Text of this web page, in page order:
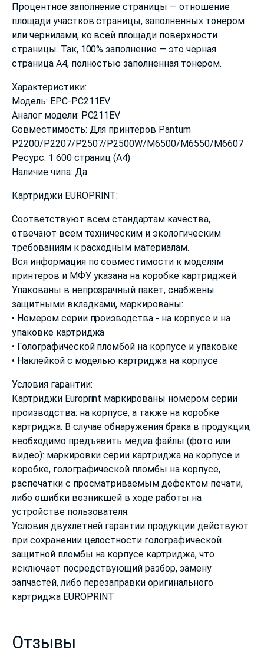
Процентное заполнение страницы — отношение
площади участков страницы, заполненных тонером
или чернилами, ко всей площади поверхности
страницы. Так, 100% заполнение — это черная
страница А4, полностью заполненная тонером.
Характеристики:
Модель: EPC-PC211EV
Аналог модели: PC211EV
Совместимость: Для принтеров Pantum
P2200/P2207/P2507/P2500W/M6500/M6550/M6607
Ресурс: 1 600 страниц (А4)
Наличие чипа: Да
Картриджи EUROPRINT:
Соответствуют всем стандартам качества,
отвечают всем техническим и экологическим
требованиям к расходным материалам.
Вся информация по совместимости к моделям
принтеров и МФУ указана на коробке картриджей.
Упакованы в непрозрачный пакет, снабжены
защитными вкладками, маркированы:
• Номером серии производства - на корпусе и на
упаковке картриджа
• Голографической пломбой на корпусе и упаковке
• Наклейкой с моделью картриджа на корпусе
Условия гарантии:
Картриджи Europrint маркированы номером серии
производства: на корпусе, а также на коробке
картриджа. В случае обнаружения брака в продукции,
необходимо предъявить медиа файлы (фото или
видео): маркировки серии картриджа на корпусе и
коробке, голографической пломбы на корпусе,
распечатки с просматриваемым дефектом печати,
либо ошибки возникшей в ходе работы на
устройстве пользователя.
Условия двухлетней гарантии продукции действуют
при сохранении целостности голографической
защитной пломбы на корпусе картриджа, что
исключает посредствующий разбор, замену
запчастей, либо перезаправки оригинального
картриджа EUROPRINT
Отзывы